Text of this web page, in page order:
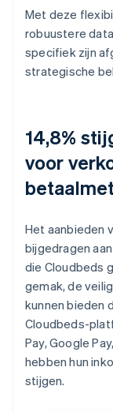
Met deze
robuustere
specifiek zijn
strategische
14,8%
voor
Het aanbieden
bijgedragen
die Cloudbeds
gemak, de
kunnen bieden
Cloudbeds-
Pay, Google
hebben hun
stijgen.